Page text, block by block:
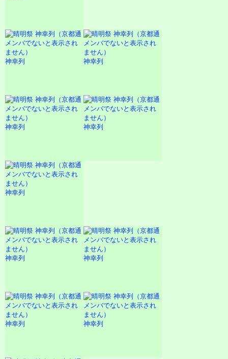
神幸列 神幸列
神幸列 神幸列
神幸列
神幸列 神幸列
神幸列 神幸列